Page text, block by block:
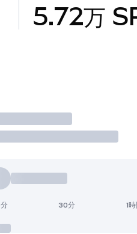
5.72万
分 30分 1時